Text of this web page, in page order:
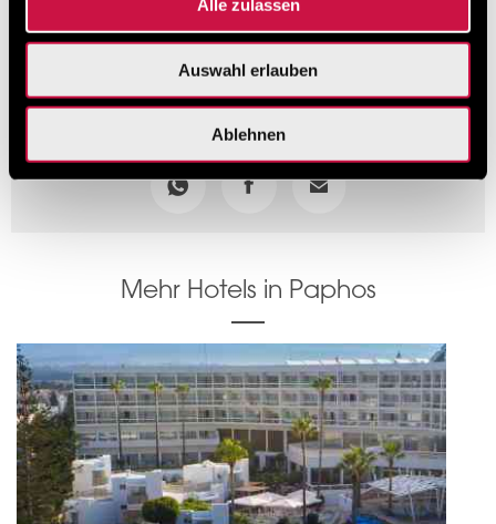
Alle zulassen
Auswahl erlauben
Ablehnen
Teilen
Mehr Hotels in Paphos